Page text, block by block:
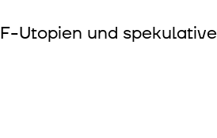
Utopien und spekulative